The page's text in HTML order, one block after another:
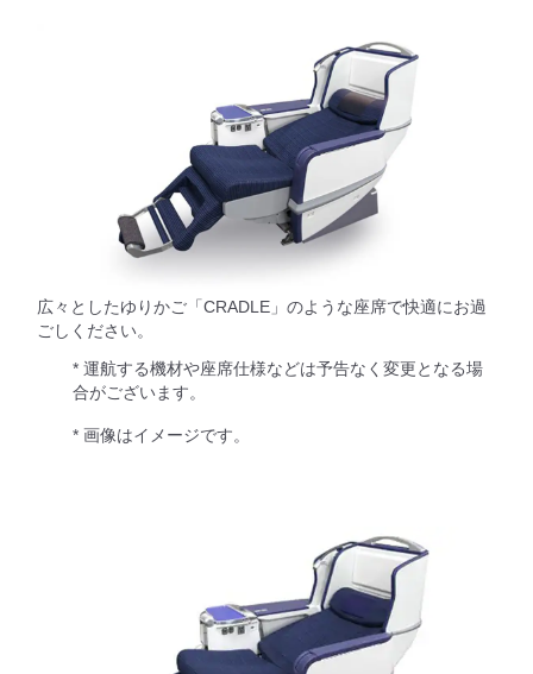
広々としたゆりかご「CRADLE」のような座席で快適にお過
ごしください。
* 運航する機材や座席仕様などは予告なく変更となる場
合がございます。
* 画像はイメージです。